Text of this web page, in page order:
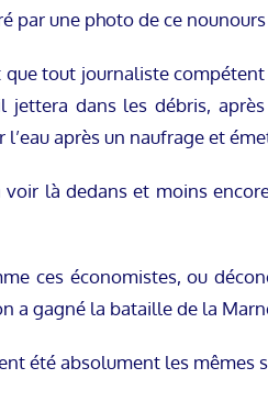
par une photo de ce
tout journaliste
jettera dans les débris,
après un naufrage et
voir là dedans et moins
ces économistes, ou
a gagné la bataille de la
été absolument les mêmes